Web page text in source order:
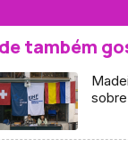
também